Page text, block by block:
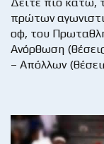
πρώτων
οφ, του
Ανόρθωση
– Απόλλων